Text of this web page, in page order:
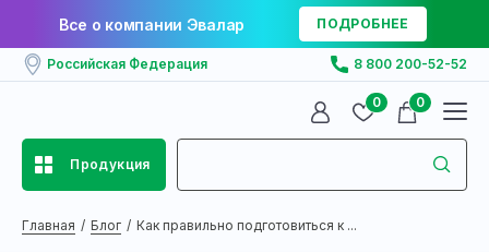
Все о компании Эвалар ПОДРОБНЕЕ
Российская Федерация 8 800 200-52-52
0 0
Продукция
Главная Блог Как правильно подготовиться к ...